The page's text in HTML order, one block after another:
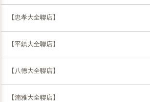
【忠孝大全聯店】
【平鎮大全聯店】
【八德大全聯店】
【湳雅大全聯店】